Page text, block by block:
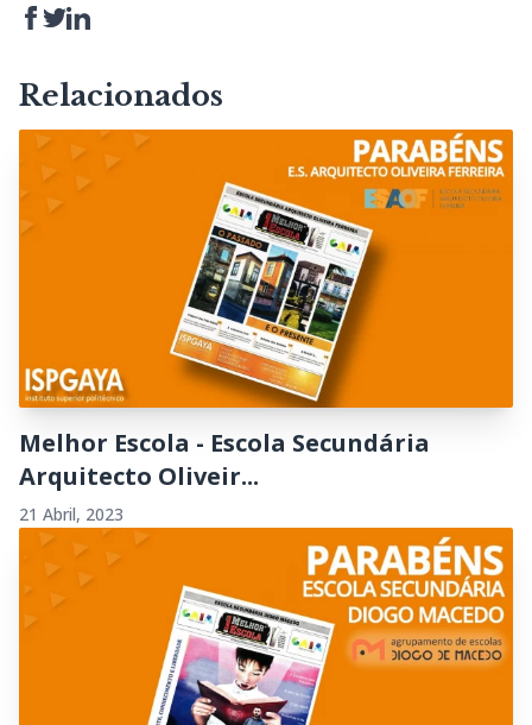
Relacionados
Melhor Escola - Escola Secundária
Arquitecto Oliveir...
21 Abril, 2023